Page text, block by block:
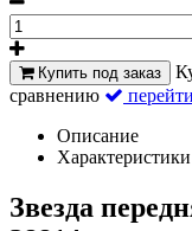
Купить под заказ
сравнению
Описание
Характеристики
Звезда